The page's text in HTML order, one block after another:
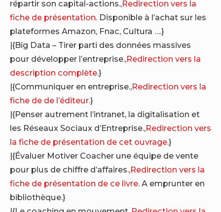
répartir son capital-actions.,Redirection vers la
fiche de présentation. Disponible à l’achat sur les
plateformes Amazon, Fnac, Cultura ….}
|{Big Data – Tirer parti des données massives
pour développer l’entreprise.,Redirection vers la
description complète.}
|{Communiquer en entreprise.,Redirection vers la
fiche de de l’éditeur.}
|{Penser autrement l’intranet, la digitalisation et
les Réseaux Sociaux d’Entreprise.,Redirection vers
la fiche de présentation de cet ouvrage.}
|{Évaluer Motiver Coacher une équipe de vente
pour plus de chiffre d’affaires.,Redirection vers la
fiche de présentation de ce livre. A emprunter en
bibliothèque.}